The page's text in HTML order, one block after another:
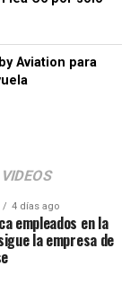
Aviation para
VIDEOS
4 días ago
empleados en la
la empresa de